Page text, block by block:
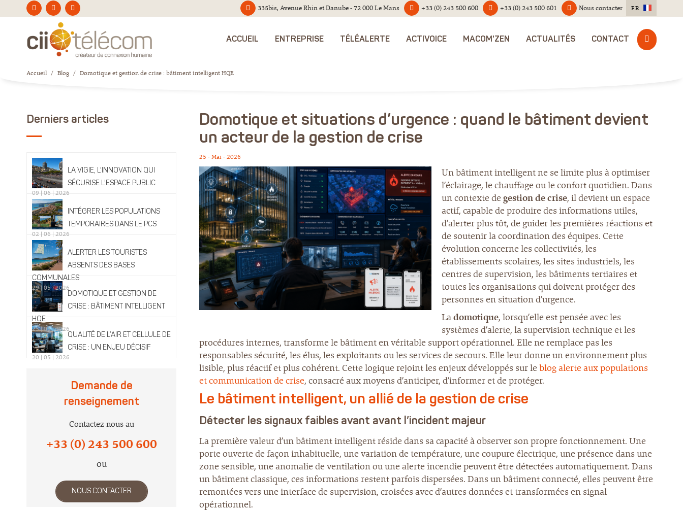
335bis, Avenue Rhin et Danube - 72 000 Le Mans +33 (0) 243 500 600 +33 (0) 243 500 601 Nous contacter FR
ACCUEIL ENTREPRISE TÉLÉALERTE ACTIVOICE MACOM'ZEN ACTUALITÉS CONTACT
Accueil / Blog / Domotique et gestion de crise : bâtiment intelligent HQE
Domotique et situations d’urgence : quand le bâtiment devient
un acteur de la gestion de crise
25 - Mai - 2026
Un bâtiment intelligent ne se limite plus à optimiser
l’éclairage, le chauffage ou le confort quotidien. Dans
un contexte de gestion de crise, il devient un espace
actif, capable de produire des informations utiles,
d’alerter plus tôt, de guider les premières réactions et
de soutenir la coordination des équipes. Cette
évolution concerne les collectivités, les
établissements scolaires, les sites industriels, les
centres de supervision, les bâtiments tertiaires et
toutes les organisations qui doivent protéger des
personnes en situation d’urgence.
Ladomotique, lorsqu’elle est pensée avec les
systèmes d’alerte, la supervision technique et les
procédures internes, transforme le bâtiment en véritable support opérationnel. Elle ne remplace pas les
responsables sécurité, les élus, les exploitants ou les services de secours. Elle leur donne un environnement plus
lisible, plus réactif et plus cohérent. Cette logique rejoint les enjeux développés sur le blog alerte aux populations
et communication de crise, consacré aux moyens d’anticiper, d’informer et de protéger.
Le bâtiment intelligent, un allié de la gestion de crise
Détecter les signaux faibles avant avant l’incident majeur
La première valeur d’un bâtiment intelligent réside dans sa capacité à observer son propre fonctionnement. Une
porte ouverte de façon inhabituelle, une variation de température, une coupure électrique, une présence dans une
zone sensible, une anomalie de ventilation ou une alerte incendie peuvent être détectées automatiquement. Dans
un bâtiment classique, ces informations restent parfois dispersées. Dans un bâtiment connecté, elles peuvent être
remontées vers une interface de supervision, croisées avec d’autres données et transformées en signal
opérationnel.
Derniers articles
LA VIGIE, L'INNOVATION QUI
SÉCURISE L'ESPACE PUBLIC
09 | 06 | 2026
INTÉGRER LES POPULATIONS
TEMPORAIRES DANS LE PCS
02 | 06 | 2026
ALERTER LES TOURISTES
ABSENTS DES BASES
COMMUNALES
29 | 05 | 2026
DOMOTIQUE ET GESTION DE
CRISE : BÂTIMENT INTELLIGENT
HQE
25 | 05 | 2026
QUALITÉ DE L’AIR ET CELLULE DE
CRISE : UN ENJEU DÉCISIF
20 | 05 | 2026
Demande de
renseignement
Contactez nous au
+33 (0) 243 500 600
ou
NOUS CONTACTER